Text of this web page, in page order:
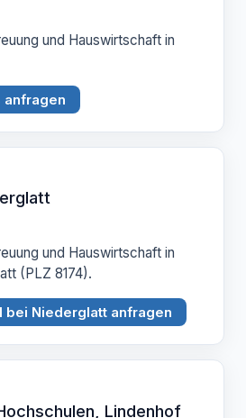
und Hauswirtschaft in
anfragen
und Hauswirtschaft in
(PLZ 8174).
bei Niederglatt anfragen
Lindenhof